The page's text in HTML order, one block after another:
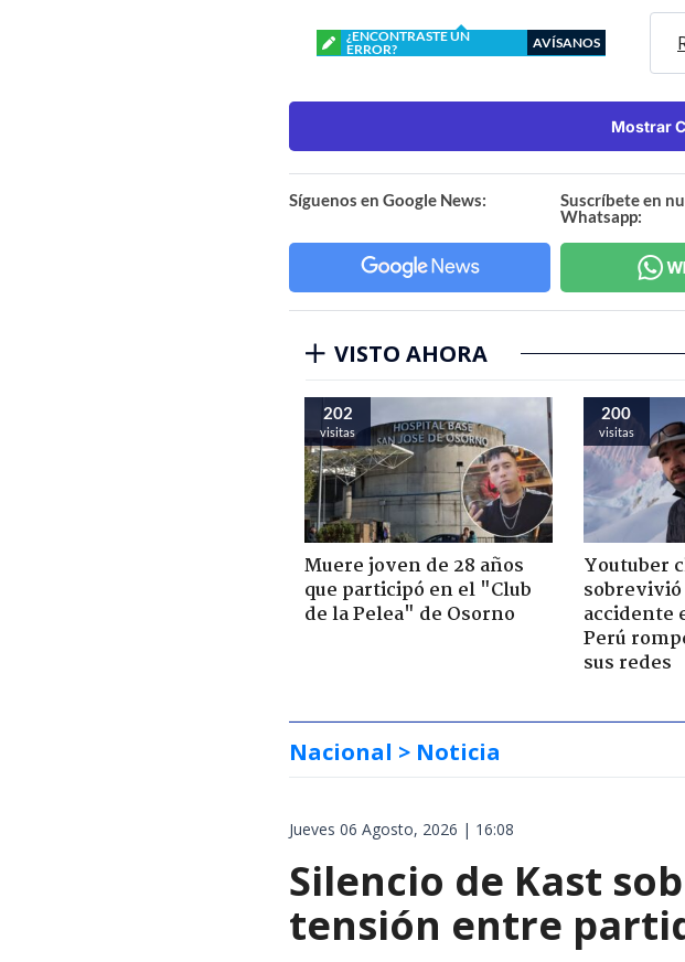
¿ENCONTRASTE UN
ERROR?
AVÍSANOS
Mostrar
Síguenos en Google News:
Suscríbete en
Whatsapp:
VISTO AHORA
202
visitas
Muere joven de 28 años
que participó en el "Club
de la Pelea" de Osorno
200
visitas
Youtuber
accidente
Perú
sus redes
Nacional > Noticia
Jueves 06 Agosto, 2026 | 16:08
Silencio de Kast
tensión entre